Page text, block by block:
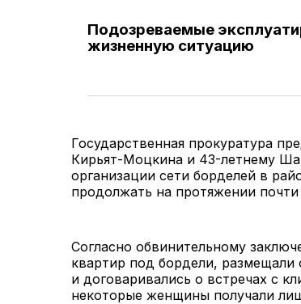
Подозреваемые
жизненную ситуацию
Государственная прокуратура
Кирьят-Моцкина и 43-летнему
организации сети борделей в
продолжать на протяжении почти
Согласно обвинительному
квартир под бордели, размещали
и договаривались о встречах с
некоторые женщины получали